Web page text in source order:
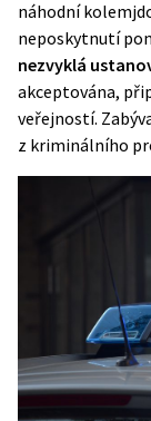
náhodní
neposkytnutí
nezvyklá
akceptována,
veřejností.
z kriminálního